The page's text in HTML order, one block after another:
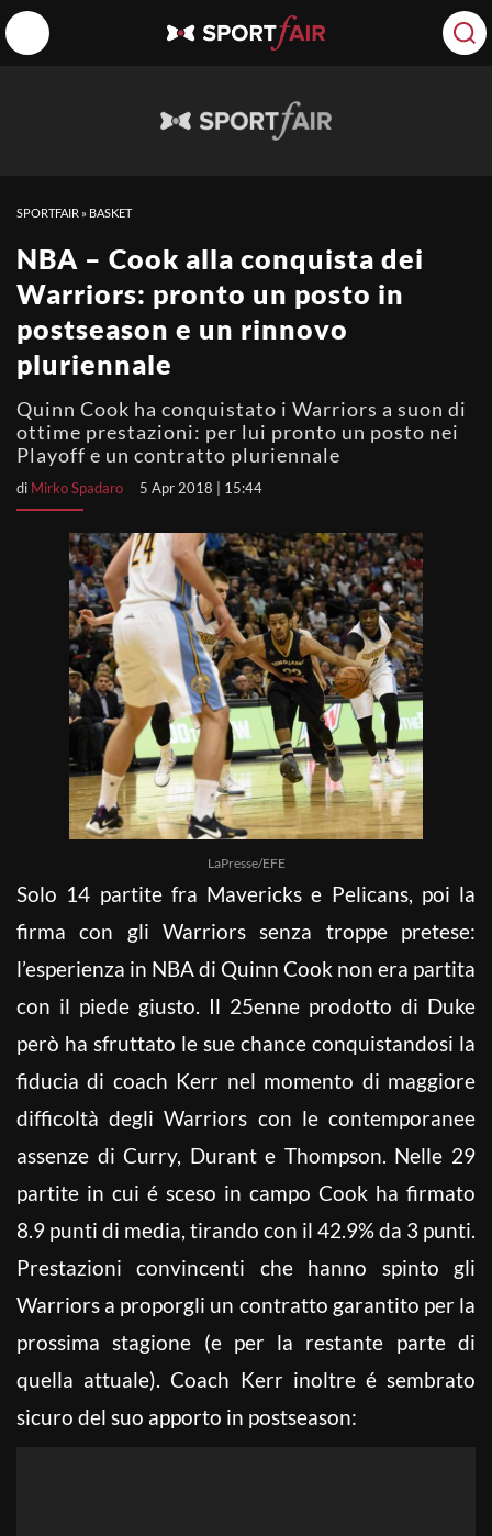
SPORTFAIR » BASKET
NBA – Cook alla conquista dei
Warriors: pronto un posto in
postseason e un rinnovo
pluriennale
Quinn Cook ha conquistato i Warriors a suon di
ottime prestazioni: per lui pronto un posto nei
Playoff e un contratto pluriennale
di Mirko Spadaro 5 Apr 2018 | 15:44
LaPresse/EFE
Solo 14 partite fra Mavericks e Pelicans, poi la
firma con gli Warriors senza troppe pretese:
l’esperienza in NBA di Quinn Cook non era partita
con il piede giusto. Il 25enne prodotto di Duke
però ha sfruttato le sue chance conquistandosi la
fiducia di coach Kerr nel momento di maggiore
difficoltà degli Warriors con le contemporanee
assenze di Curry, Durant e Thompson. Nelle 29
partite in cui é sceso in campo Cook ha firmato
8.9 punti di media, tirando con il 42.9% da 3 punti.
Prestazioni convincenti che hanno spinto gli
Warriors a proporgli un contratto garantito per la
prossima stagione (e per la restante parte di
quella attuale). Coach Kerr inoltre é sembrato
sicuro del suo apporto in postseason: